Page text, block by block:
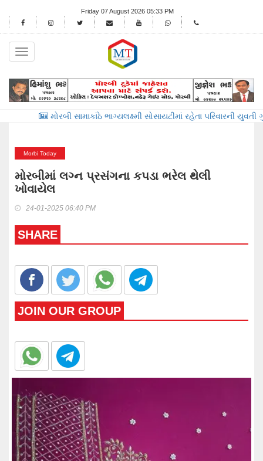
Friday 07 August 2026 05:33 PM
Toggle
navigation
મોરબી સામાકાંઠે ભાગ્યલક્ષ્મી સોસાયટીમાં રહેતા પરિવારની યુવતી ગુમ
Morbi Today
મોરબીમાં લગ્ન પ્રસંગના કપડા ભરેલ થેલી
ખોવાયેલ
24-01-2025 06:40 PM
SHARE
JOIN OUR GROUP